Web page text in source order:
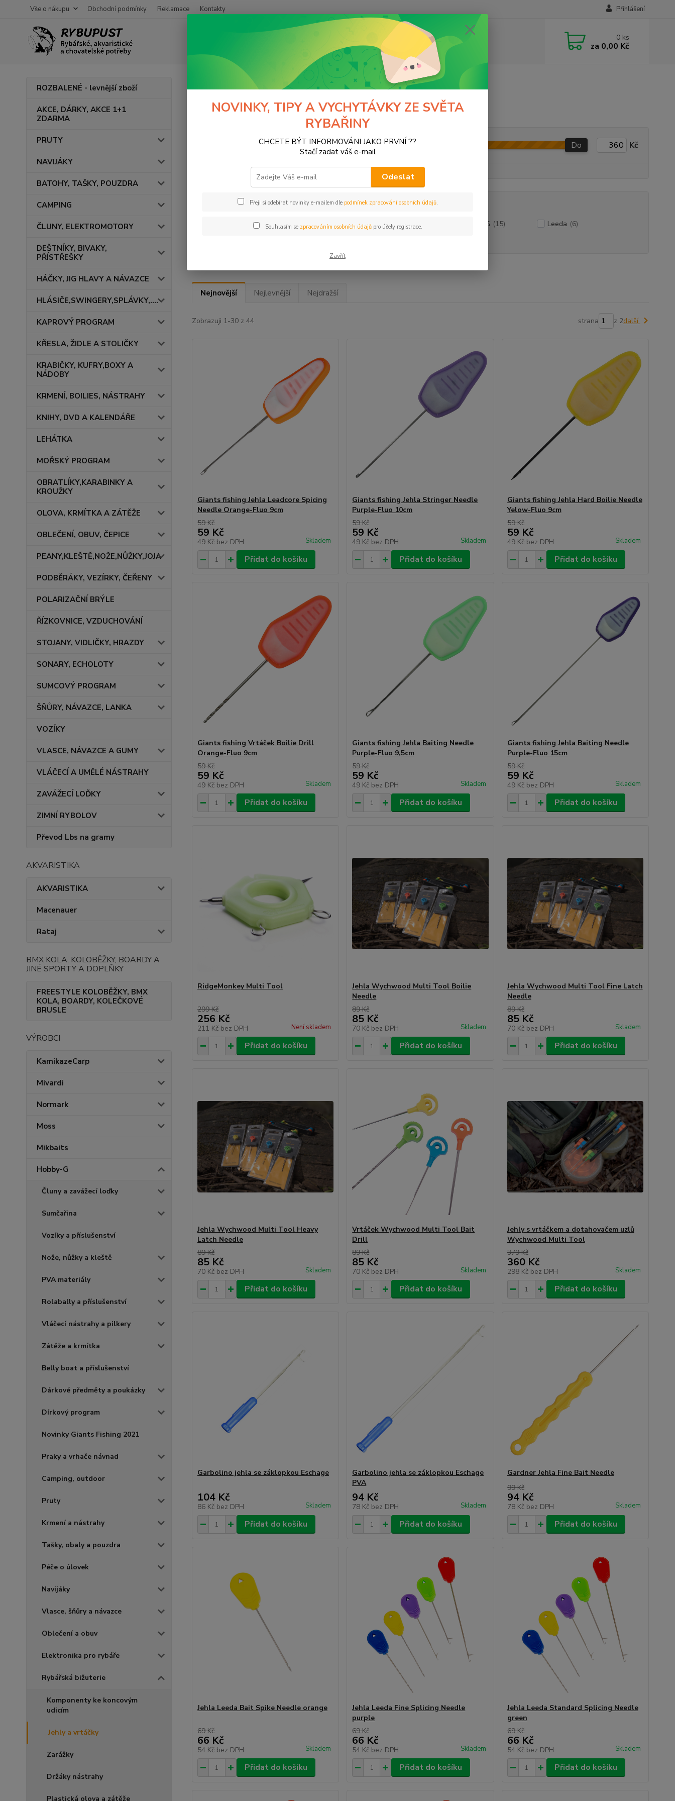
Vše o nákupu Obchodní podmínky Reklamace Kontakty Přihlášení
0 ks
za 0,00 Kč
ROZBALENÉ - levnější zboží
AKCE, DÁRKY, AKCE 1+1
ZDARMA
PRUTY
NAVIJÁKY
BATOHY, TAŠKY, POUZDRA
CAMPING
ČLUNY, ELEKTROMOTORY
DEŠTNÍKY, BIVAKY,
PŘÍSTŘEŠKY
HÁČKY, JIG HLAVY A NÁVAZCE
HLÁSIČE,SWINGERY,SPLÁVKY,....
KAPROVÝ PROGRAM
KŘESLA, ŽIDLE A STOLIČKY
KRABIČKY, KUFRY,BOXY A
NÁDOBY
KRMENÍ, BOILIES, NÁSTRAHY
KNIHY, DVD A KALENDÁŘE
LEHÁTKA
MOŘSKÝ PROGRAM
OBRATLÍKY,KARABINKY A
KROUŽKY
OLOVA, KRMÍTKA A ZÁTĚŽE
OBLEČENÍ, OBUV, ČEPICE
PEANY,KLEŠTĚ,NOŽE,NŮŽKY,JOJA
PODBĚRÁKY, VEZÍRKY, ČEŘENY
POLARIZAČNÍ BRÝLE
ŘÍZKOVNICE, VZDUCHOVÁNÍ
STOJANY, VIDLIČKY, HRAZDY
SONARY, ECHOLOTY
SUMCOVÝ PROGRAM
ŠŇŮRY, NÁVAZCE, LANKA
VOZÍKY
VLASCE, NÁVAZCE A GUMY
VLÁČECÍ A UMĚLÉ NÁSTRAHY
ZAVÁŽECÍ LOĎKY
ZIMNÍ RYBOLOV
Převod Lbs na gramy
AKVARISTIKA
AKVARISTIKA
Macenauer
Rataj
BMX KOLA, KOLOBĚŽKY, BOARDY A
JINÉ SPORTY A DOPLŇKY
FREESTYLE KOLOBĚŽKY, BMX
KOLA, BOARDY, KOLEČKOVÉ
BRUSLE
VÝROBCI
KamikazeCarp
Mivardi
Normark
Moss
Mikbaits
Hobby-G
Čluny a zavážecí loďky
Sumčařina
Vozíky a příslušenství
Nože, nůžky a kleště
PVA materiály
Rolabally a příslušenství
Vláčecí nástrahy a pilkery
Zátěže a krmítka
Belly boat a příslušenství
Dárkové předměty a poukázky
Dírkový program
Novinky Giants Fishing 2021
Praky a vrhače návnad
Camping, outdoor
Pruty
Krmení a nástrahy
Tašky, obaly a pouzdra
Péče o úlovek
Navijáky
Vlasce, šňůry a návazce
Oblečení a obuv
Elektronika pro rybáře
Rybářská bižuterie
Komponenty ke koncovým
udicím
Jehly a vrtáčky
Zarážky
Držáky nástrahy
Plastická olova a zátěže
Rybářská bižuterie Jehly a vrtáčky
Jehly a vrtáčky
Kč Od Do Kč
(2) Gardner (11) GIANTS FISHING (15) Leeda (6)
Nejnovější Nejlevnější Nejdražší
Zobrazuji 1-30 z 44 strana z 2další
Giants fishing Jehla Leadcore Spicing
Needle Orange-Fluo 9cm
59 Kč
59 Kč
49 Kč bez DPH Skladem
Přidat do košíku
Giants fishing Jehla Stringer Needle
Purple-Fluo 10cm
59 Kč
59 Kč
49 Kč bez DPH Skladem
Přidat do košíku
Giants fishing Jehla Hard Boilie Needle
Yelow-Fluo 9cm
59 Kč
59 Kč
49 Kč bez DPH Skladem
Přidat do košíku
Giants fishing Vrtáček Boilie Drill
Orange-Fluo 9cm
59 Kč
59 Kč
49 Kč bez DPH Skladem
Přidat do košíku
Giants fishing Jehla Baiting Needle
Purple-Fluo 9,5cm
59 Kč
59 Kč
49 Kč bez DPH Skladem
Přidat do košíku
Giants fishing Jehla Baiting Needle
Purple-Fluo 15cm
59 Kč
59 Kč
49 Kč bez DPH Skladem
Přidat do košíku
RidgeMonkey Multi Tool
299 Kč
256 Kč
211 Kč bez DPH Není skladem
Přidat do košíku
Jehla Wychwood Multi Tool Boilie
Needle
89 Kč
85 Kč
70 Kč bez DPH Skladem
Přidat do košíku
Jehla Wychwood Multi Tool Fine Latch
Needle
89 Kč
85 Kč
70 Kč bez DPH Skladem
Přidat do košíku
Jehla Wychwood Multi Tool Heavy
Latch Needle
89 Kč
85 Kč
70 Kč bez DPH Skladem
Přidat do košíku
Vrtáček Wychwood Multi Tool Bait
Drill
89 Kč
85 Kč
70 Kč bez DPH Skladem
Přidat do košíku
Jehly s vrtáčkem a dotahovačem uzlů
Wychwood Multi Tool
379 Kč
360 Kč
298 Kč bez DPH Skladem
Přidat do košíku
Garbolino jehla se záklopkou Eschage
104 Kč
86 Kč bez DPH Skladem
Přidat do košíku
Garbolino jehla se záklopkou Eschage
PVA
94 Kč
78 Kč bez DPH Skladem
Přidat do košíku
Gardner Jehla Fine Bait Needle
99 Kč
94 Kč
78 Kč bez DPH Skladem
Přidat do košíku
Jehla Leeda Bait Spike Needle orange
69 Kč
66 Kč
54 Kč bez DPH Skladem
Přidat do košíku
Jehla Leeda Fine Splicing Needle
purple
69 Kč
66 Kč
54 Kč bez DPH Skladem
Přidat do košíku
Jehla Leeda Standard Splicing Needle
green
69 Kč
66 Kč
54 Kč bez DPH Skladem
Přidat do košíku
NOVINKY, TIPY A VYCHYTÁVKY ZE SVĚTA
RYBAŘINY
CHCETE BÝT INFORMOVÁNI JAKO PRVNÍ ??
Stačí zadat váš e-mail
Odeslat
Přeji si odebírat novinky e-mailem dle podmínek zpracování osobních údajů.
Souhlasím se zpracováním osobních údajůpro účely registrace.
Zavřít